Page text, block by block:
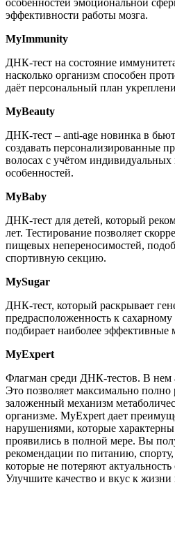
эффективности работы мозга.
MyImmunity
ДНК-тест на состояние
насколько организм способен
даёт персональный план
MyBeauty
ДНК-тест – anti-age новинка в
создавать персонализированные
волосах с учётом индивидуальных
особенностей.
MyBaby
ДНК-тест для детей, который
лет. Тестирование позволяет
пищевых непереносимостей,
спортивную секцию.
MySugar
ДНК-тест, который раскрывает
предрасположенность к
подбирает наиболее эффективные
MyExpert
Флагман среди ДНК-тестов. В нем
Это позволяет максимально полно
заложенный механизм
организме. MyExpert дает
нарушениями, которые
проявились в полной мере. Вы
рекомендации по питанию, спорту,
которые не потеряют
Улучшите качество и вкус к жизни